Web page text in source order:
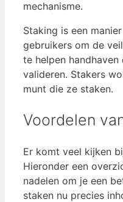
mechanisme.
Staking is een
gebruikers om de
te helpen
valideren. Stakers
munt die ze staken.
Voordelen
Er komt veel kijken
Hieronder een
nadelen om je een
staken nu precies